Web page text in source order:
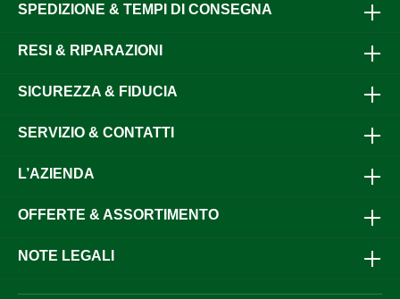
SPEDIZIONE & TEMPI DI CONSEGNA
RESI & RIPARAZIONI
SICUREZZA & FIDUCIA
SERVIZIO & CONTATTI
L’AZIENDA
OFFERTE & ASSORTIMENTO
NOTE LEGALI